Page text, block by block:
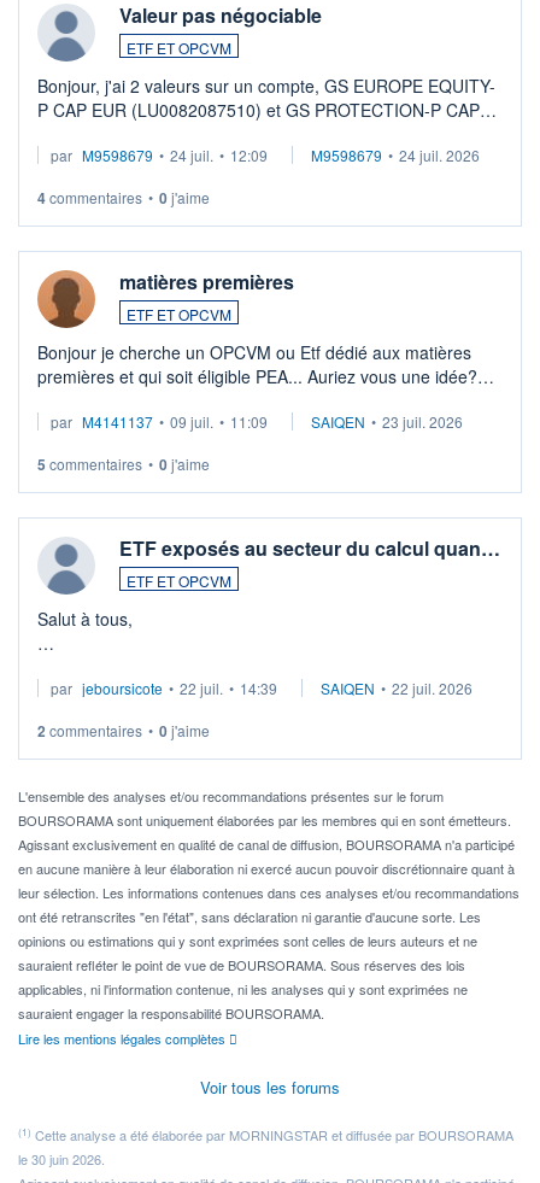
Valeur pas négociable
ETF ET OPCVM
Bonjour, j'ai 2 valeurs sur un compte, GS EUROPE EQUITY-
P CAP EUR (LU0082087510) et GS PROTECTION-P CAP
veux procéder à la vente, on me signale ...
par M9598679 • 24 juil. • 12:09 M9598679 • 24 juil. 2026
4commentaires • 0j'aime
matières premières
ETF ET OPCVM
Bonjour je cherche un OPCVM ou Etf dédié aux matières
premières et qui soit éligible PEA... Auriez vous une idée?
par M4141137 • 09 juil. • 11:09 SAIQEN • 23 juil. 2026
5 commentaires • 0j'aime
ETF exposés au secteur du calcul quan…
ETF ET OPCVM
Salut à tous,
via un ETF plutôt que des actions individuelles.
Idéalement, je voudrais qu'il soit éligible au PEA.
Pour l' ...
par jeboursicote • 22 juil. • 14:39 SAIQEN • 22 juil. 2026
2 commentaires • 0j'aime
L'ensemble des analyses et/ou recommandations présentes sur le forum
BOURSORAMA sont uniquement élaborées par les membres qui en sont émetteurs.
Agissant exclusivement en qualité de canal de diffusion, BOURSORAMA n'a participé
en aucune manière à leur élaboration ni exercé aucun pouvoir discrétionnaire quant à
leur sélection. Les informations contenues dans ces analyses et/ou recommandations
ont été retranscrites "en l'état", sans déclaration ni garantie d'aucune sorte. Les
opinions ou estimations qui y sont exprimées sont celles de leurs auteurs et ne
sauraient refléter le point de vue de BOURSORAMA. Sous réserves des lois
applicables, ni l'information contenue, ni les analyses qui y sont exprimées ne
sauraient engager la responsabilité BOURSORAMA.
Lire les mentions légales complètes
Voir tous les forums
(1) Cette analyse a été élaborée par MORNINGSTAR et diffusée par BOURSORAMA
le 30 juin 2026.